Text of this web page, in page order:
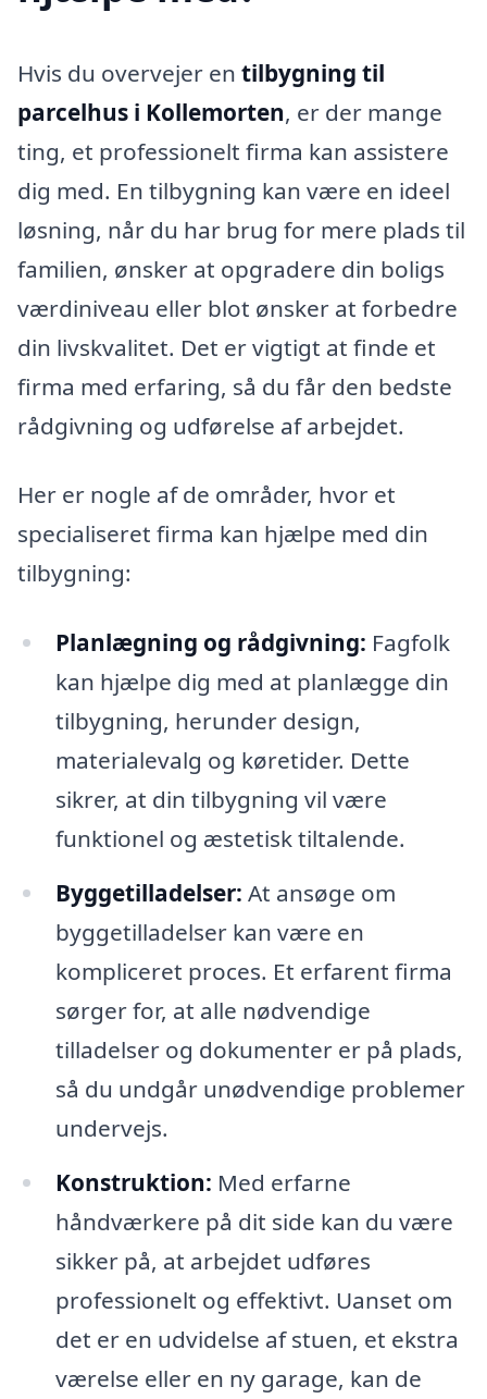
Hvis du overvejer en tilbygning til
parcelhus i Kollemorten, er der mange
ting, et professionelt firma kan assistere
dig med. En tilbygning kan være en ideel
løsning, når du har brug for mere plads til
familien, ønsker at opgradere din boligs
værdiniveau eller blot ønsker at forbedre
din livskvalitet. Det er vigtigt at finde et
firma med erfaring, så du får den bedste
rådgivning og udførelse af arbejdet.
Her er nogle af de områder, hvor et
specialiseret firma kan hjælpe med din
tilbygning:
Planlægning og rådgivning: Fagfolk
kan hjælpe dig med at planlægge din
tilbygning, herunder design,
materialevalg og køretider. Dette
sikrer, at din tilbygning vil være
funktionel og æstetisk tiltalende.
Byggetilladelser: At ansøge om
byggetilladelser kan være en
kompliceret proces. Et erfarent firma
sørger for, at alle nødvendige
tilladelser og dokumenter er på plads,
så du undgår unødvendige problemer
undervejs.
Konstruktion: Med erfarne
håndværkere på dit side kan du være
sikker på, at arbejdet udføres
professionelt og effektivt. Uanset om
det er en udvidelse af stuen, et ekstra
værelse eller en ny garage, kan de